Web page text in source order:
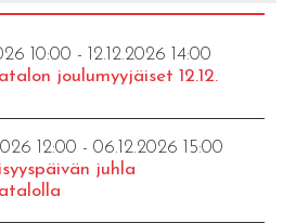
10:00 - 12.12.2026 14:00
joulumyyjäiset 12.12.
12:00 - 06.12.2026 15:00
juhla